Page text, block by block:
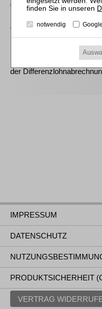
09.11.2026
der Insolvenz
Mitarbeiter-Webinar
der
IMPRESSUM
DATENSCHUTZ
PRODUKTSICHERHEIT
VERTRAG
notwendig